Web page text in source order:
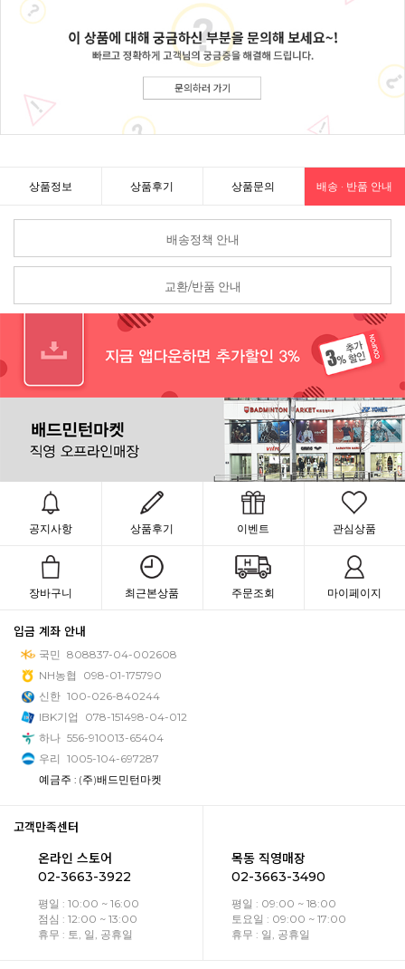
상품정보 상품후기 상품문의 배송 · 반품 안내
배송정책 안내
교환/반품 안내
공지사항 상품후기 이벤트 관심상품
장바구니 최근본상품 주문조회 마이페이지
입금 계좌 안내
국민 808837-04-002608
NH농협
098-01-175790
신한 100-026-840244
IBK기업
078-151498-04-012
하나 556-910013-65404
우리 1005-104-697287
예금주 : (주)배드민턴마켓
고객만족센터
온라인 스토어
02-3663-3922
평일 : 10:00 ~ 16:00
점심 : 12:00 ~ 13:00
휴무 : 토, 일, 공휴일
목동 직영매장
02-3663-3490
평일 : 09:00 ~ 18:00
토요일 : 09:00 ~ 17:00
휴무 : 일, 공휴일